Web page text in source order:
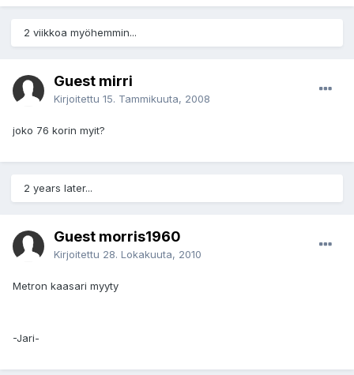
2 viikkoa myöhemmin...
Guest mirri
Kirjoitettu 15. Tammikuuta, 2008
joko 76 korin myit?
2 years later...
Guest morris1960
Kirjoitettu 28. Lokakuuta, 2010
Metron kaasari myyty
-Jari-